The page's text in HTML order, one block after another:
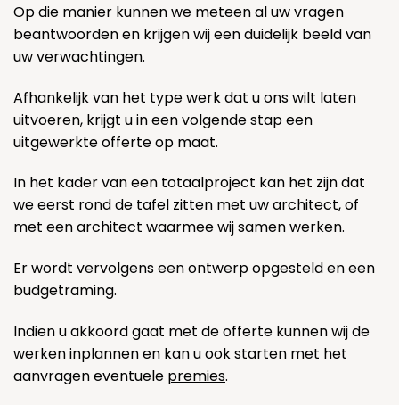
Op die manier kunnen we meteen al uw vragen
beantwoorden en krijgen wij een duidelijk beeld van
uw verwachtingen.
Afhankelijk van het type werk dat u ons wilt laten
uitvoeren, krijgt u in een volgende stap een
uitgewerkte offerte op maat.
In het kader van een totaalproject kan het zijn dat
we eerst rond de tafel zitten met uw architect, of
met een architect waarmee wij samen werken.
Er wordt vervolgens een ontwerp opgesteld en een
budgetraming.
Indien u akkoord gaat met de offerte kunnen wij de
werken inplannen en kan u ook starten met het
aanvragen eventuele premies.